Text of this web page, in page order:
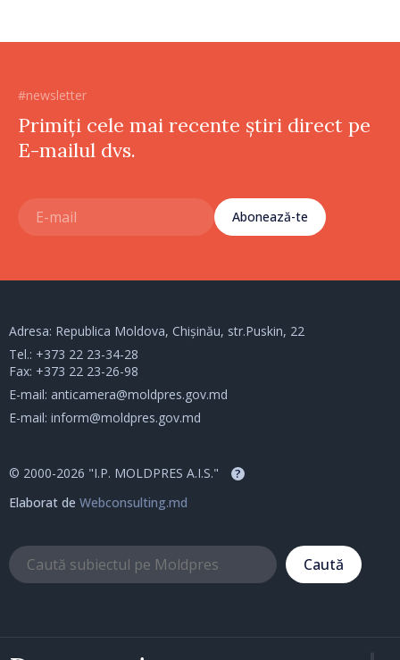
#newsletter
Primiți cele mai recente știri direct pe
E-mailul dvs.
Abonează-te
Adresa: Republica Moldova, Chișinău, str.Puskin, 22
Tel.: +373 22 23-34-28
Fax: +373 22 23-26-98
E-mail: anticamera@moldpres.gov.md
E-mail: inform@moldpres.gov.md
© 2000-2026 "I.P. MOLDPRES A.I.S." ?
Elaborat de Webconsulting.md
Caută